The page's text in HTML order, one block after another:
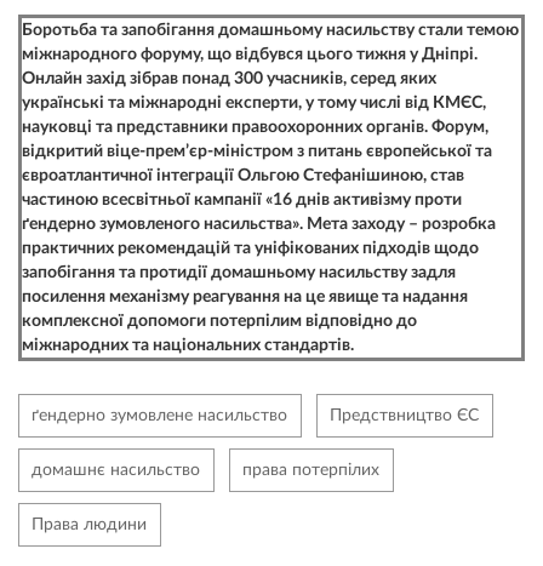
Боротьба та запобігання домашньому насильству стали темою
міжнародного форуму, що відбувся цього тижня у Дніпрі.
Онлайн захід зібрав понад 300 учасників, серед яких
українські та міжнародні експерти, у тому числі від КМЄС,
науковці та представники правоохоронних органів. Форум,
відкритий віце-прем’єр-міністром з питань європейської та
євроатлантичної інтеграції Ольгою Стефанішиною, став
частиною всесвітньої кампанії «16 днів активізму проти
ґендерно зумовленого насильства». Мета заходу – розробка
практичних рекомендацій та уніфікованих підходів щодо
запобігання та протидії домашньому насильству задля
посилення механізму реагування на це явище та надання
комплексної допомоги потерпілим відповідно до
міжнародних та національних стандартів.
ґендерно зумовлене насильство Предствництво ЄС
домашнє насильство права потерпілих
Права людини